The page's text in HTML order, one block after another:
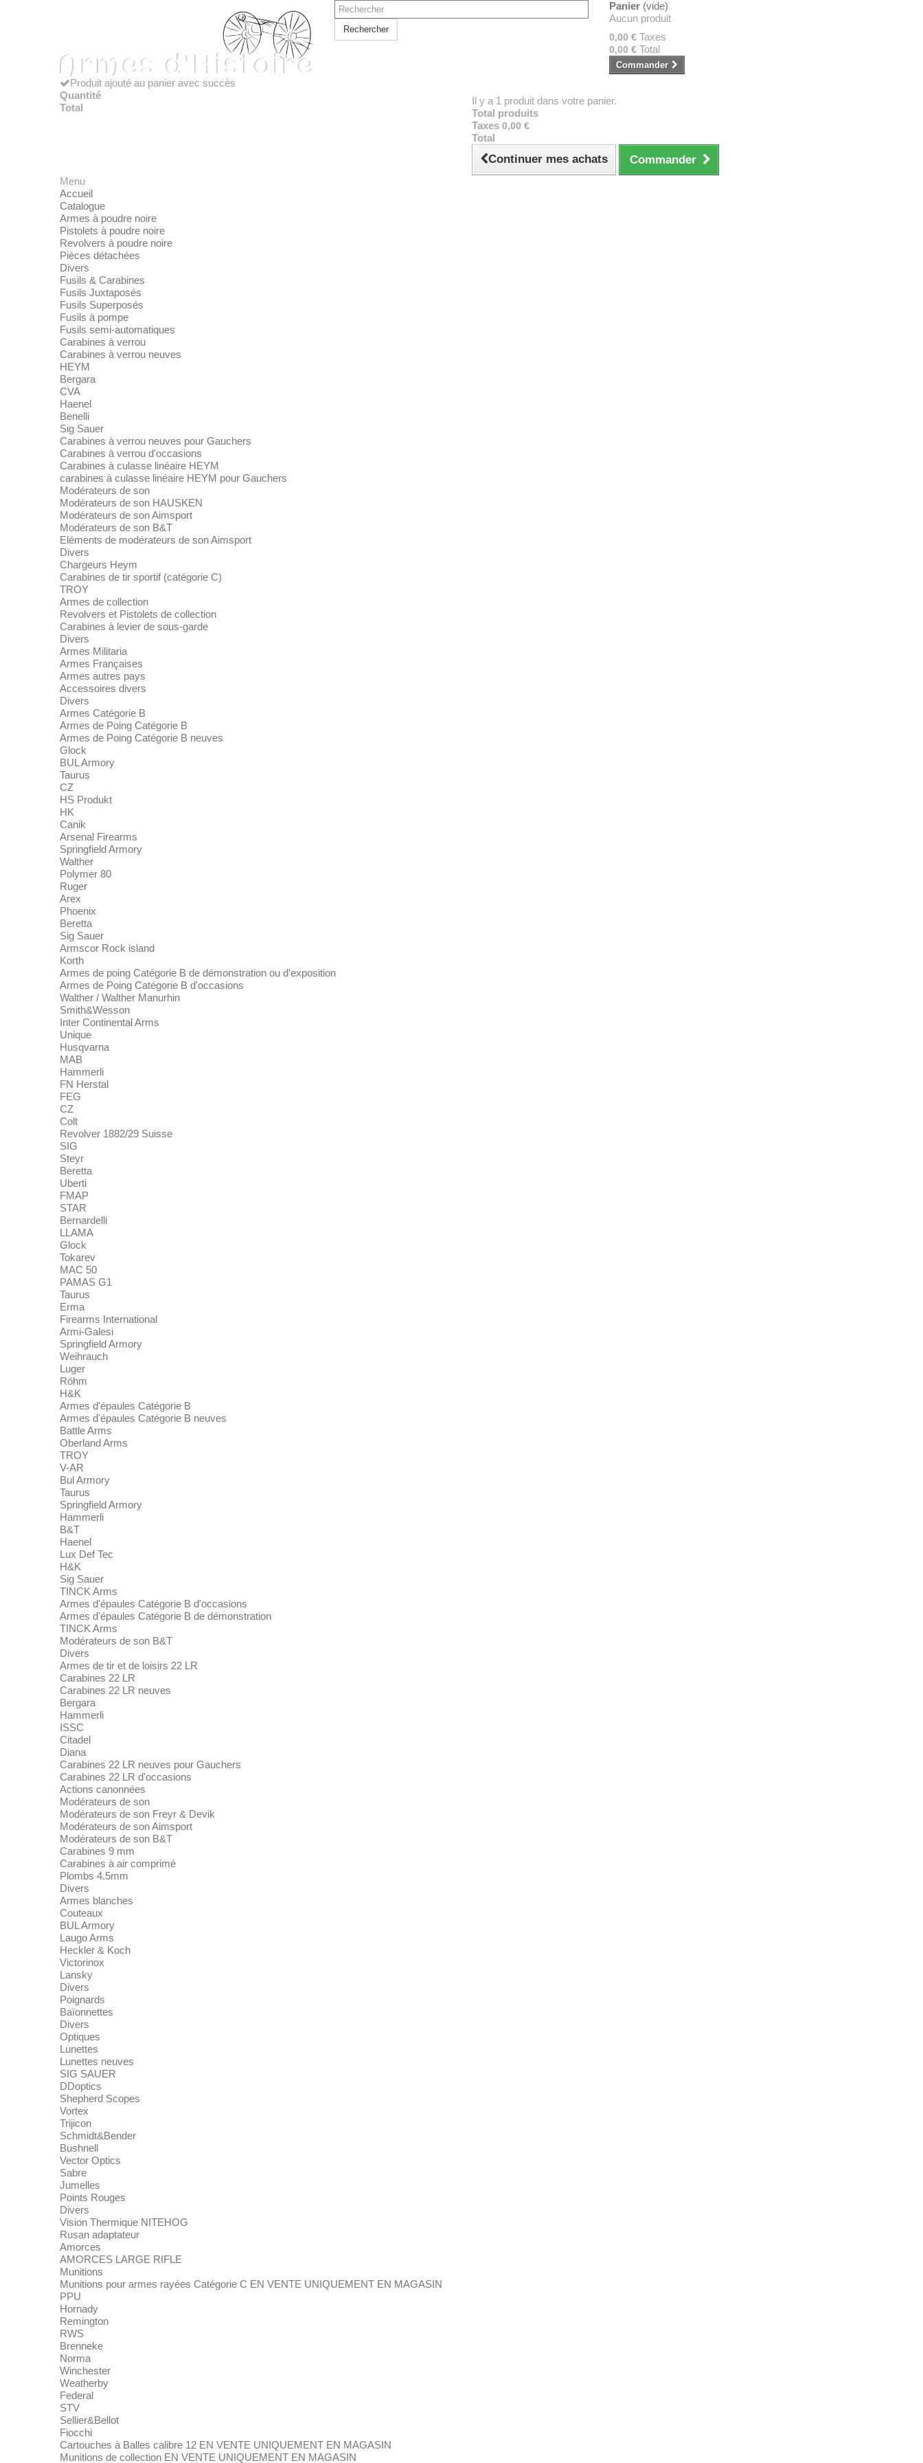
Rechercher
Panier (vide)
Aucun produit
0,00 € Taxes
0,00 € Total
Commander
Produit ajouté au panier avec succès
Quantité
Total
Il y a 1 produit dans votre panier.
Total produits
Taxes 0,00 €
Total
Continuer mes achats Commander
Menu
Accueil
Catalogue
Armes à poudre noire
Pistolets à poudre noire
Revolvers à poudre noire
Pièces détachées
Divers
Fusils & Carabines
Fusils Juxtaposés
Fusils Superposés
Fusils à pompe
Fusils semi-automatiques
Carabines à verrou
Carabines à verrou neuves
HEYM
Bergara
CVA
Haenel
Benelli
Sig Sauer
Carabines à verrou neuves pour Gauchers
Carabines à verrou d'occasions
Carabines à culasse linéaire HEYM
carabines à culasse linéaire HEYM pour Gauchers
Modérateurs de son
Modérateurs de son HAUSKEN
Modérateurs de son Aimsport
Modérateurs de son B&T
Eléments de modérateurs de son Aimsport
Divers
Chargeurs Heym
Carabines de tir sportif (catégorie C)
TROY
Armes de collection
Revolvers et Pistolets de collection
Carabines à levier de sous-garde
Divers
Armes Militaria
Armes Françaises
Armes autres pays
Accessoires divers
Divers
Armes Catégorie B
Armes de Poing Catégorie B
Armes de Poing Catégorie B neuves
Glock
BUL Armory
Taurus
CZ
HS Produkt
HK
Canik
Arsenal Firearms
Springfield Armory
Walther
Polymer 80
Ruger
Arex
Phoenix
Beretta
Sig Sauer
Armscor Rock island
Korth
Armes de poing Catégorie B de démonstration ou d'exposition
Armes de Poing Catégorie B d'occasions
Walther / Walther Manurhin
Smith&Wesson
Inter Continental Arms
Unique
Husqvarna
MAB
Hammerli
FN Herstal
FEG
CZ
Colt
Revolver 1882/29 Suisse
SIG
Steyr
Beretta
Uberti
FMAP
STAR
Bernardelli
LLAMA
Glock
Tokarev
MAC 50
PAMAS G1
Taurus
Erma
Firearms International
Armi-Galesi
Springfield Armory
Weihrauch
Luger
Röhm
H&K
Armes d'épaules Catégorie B
Armes d'épaules Catégorie B neuves
Battle Arms
Oberland Arms
TROY
V-AR
Bul Armory
Taurus
Springfield Armory
Hammerli
B&T
Haenel
Lux Def Tec
H&K
Sig Sauer
TINCK Arms
Armes d'épaules Catégorie B d'occasions
Armes d'épaules Catégorie B de démonstration
TINCK Arms
Modérateurs de son B&T
Divers
Armes de tir et de loisirs 22 LR
Carabines 22 LR
Carabines 22 LR neuves
Bergara
Hammerli
ISSC
Citadel
Diana
Carabines 22 LR neuves pour Gauchers
Carabines 22 LR d'occasions
Actions canonnées
Modérateurs de son
Modérateurs de son Freyr & Devik
Modérateurs de son Aimsport
Modérateurs de son B&T
Carabines 9 mm
Carabines à air comprimé
Plombs 4.5mm
Divers
Armes blanches
Couteaux
BUL Armory
Laugo Arms
Heckler & Koch
Victorinox
Lansky
Divers
Poignards
Baïonnettes
Divers
Optiques
Lunettes
Lunettes neuves
SIG SAUER
DDoptics
Shepherd Scopes
Vortex
Trijicon
Schmidt&Bender
Bushnell
Vector Optics
Sabre
Jumelles
Points Rouges
Divers
Vision Thermique NITEHOG
Rusan adaptateur
Amorces
AMORCES LARGE RIFLE
Munitions
Munitions pour armes rayées Catégorie C EN VENTE UNIQUEMENT EN MAGASIN
PPU
Hornady
Remington
RWS
Brenneke
Norma
Winchester
Weatherby
Federal
STV
Sellier&Bellot
Fiocchi
Cartouches à Balles calibre 12 EN VENTE UNIQUEMENT EN MAGASIN
Munitions de collection EN VENTE UNIQUEMENT EN MAGASIN